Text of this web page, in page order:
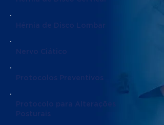
Hérnia de Disco Lombar
Nervo Ciático
Protocolos Preventivos
Protocolo para Alterações
Posturais